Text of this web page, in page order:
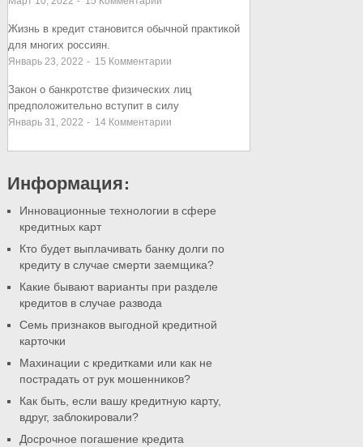
Жизнь в кредит становится обычной практикой
для многих россиян.
Январь 23, 2022 - 15 Комментарии
Закон о банкротстве физических лиц
предположительно вступит в силу
Январь 31, 2022 - 14Комментарии
Информация:
Инновационные технологии в сфере
кредитных карт
Кто будет выплачивать банку долги по
кредиту в случае смерти заемщика?
Какие бывают варианты при разделе
кредитов в случае развода
Семь признаков выгодной кредитной
карточки
Махинации с кредитками или как не
пострадать от рук мошенников?
Как быть, если вашу кредитную карту,
вдруг, заблокировали?
Досрочное погашение кредита